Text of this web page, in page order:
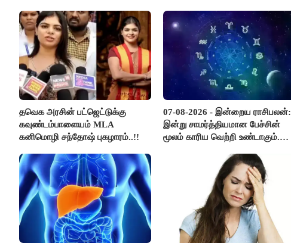
தவெக அரசின் பட்ஜெட்டுக்கு
கவுண்டம்பாளையம் MLA
கனிமொழி சந்தோஷ் புகழாரம்..!!
07-08-2026 - இன்றைய ராசிபலன்:
இன்று சாமர்த்தியமான பேச்சின்
மூலம் காரிய வெற்றி உண்டாகும்.
ஒப்படைப்பதில் கவனம் தேவை..!